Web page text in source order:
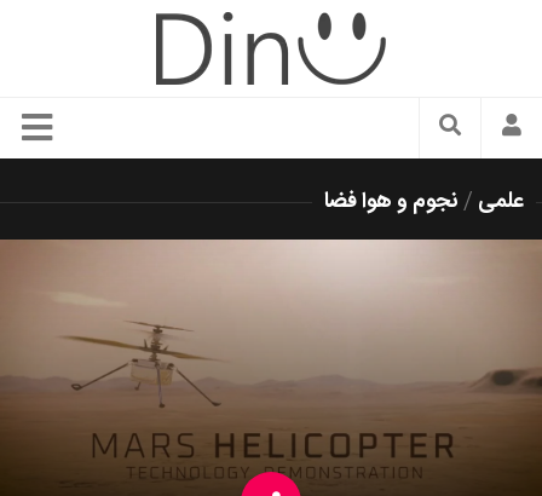
سبک زندگی
غذا
رستوران گردی
آشپزی
علمی /نجوم و هوا فضا